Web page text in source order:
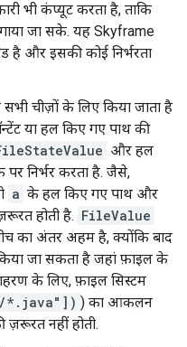
भी कंप्यूट करता है, ताकि
जा सके. यह Skyframe
है और इसकी कोई निर्भरता
चीज़ों के लिए किया जाता है
या हल किए गए पाथ की
और हल
निर्भर करता है. जैसे,
a के हल किए गए पाथ और
होती है. FileValue
का अंतर अहम है, क्योंकि बाद
जा सकता है जहां फ़ाइल के
के लिए, फ़ाइल सिस्टम
*.java"]) ) का आकलन
नहीं होती.